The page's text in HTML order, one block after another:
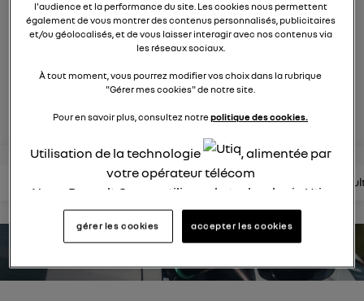
maîtrisez la route avec Renault Rafale E-Tech full hybrid
posez une question
lire les articles consultez la brochure
l'audience et la performance du site. Les cookies nous permettent
également de vous montrer des contenus personnalisés, publicitaires
et/ou géolocalisés, et de vous laisser interagir avec nos contenus via
les réseaux sociaux.
À tout moment, vous pourrez modifier vos choix dans la rubrique
"Gérer mes cookies" de notre site.
Pour en savoir plus, consultez notrepolitique des cookies.
Utilisation de la technologie
, alimentée par
votre opérateur télécom
Nous, Renault Group, utilisons la technologie Utiq
pour nos activités digitales (telles que décrites
dans cette notice de consentement) et liées à
utilisez une connexion internet fournie parun
gérer les cookies accepter les cookies